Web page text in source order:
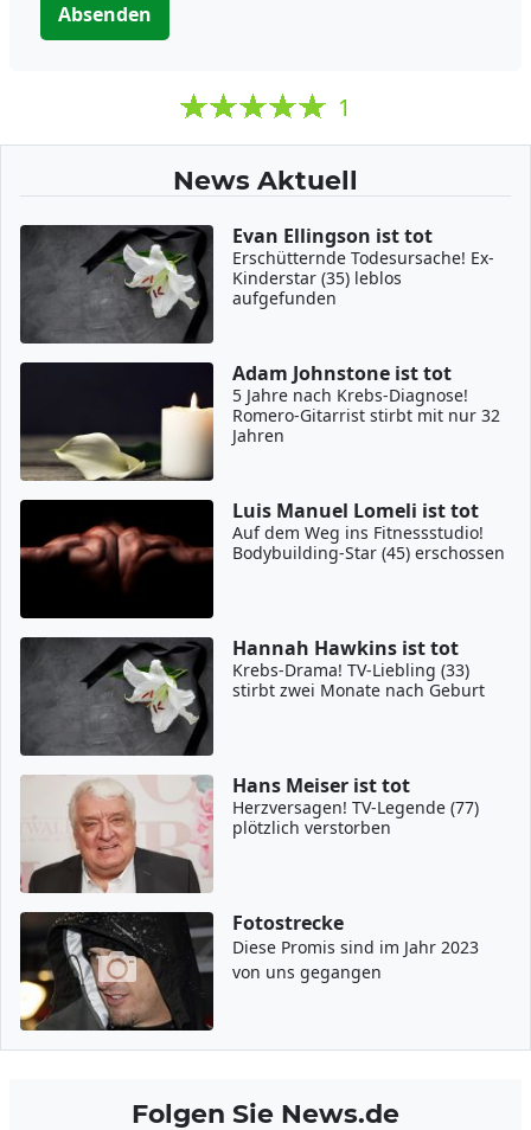
Absenden
1
News Aktuell
Evan Ellingson ist tot
Erschütternde Todesursache! Ex-
Kinderstar (35) leblos
aufgefunden
Adam Johnstone ist tot
5 Jahre nach Krebs-Diagnose!
Romero-Gitarrist stirbt mit nur 32
Jahren
Luis Manuel Lomeli ist tot
Auf dem Weg ins Fitnessstudio!
Bodybuilding-Star (45) erschossen
Hannah Hawkins ist tot
Krebs-Drama! TV-Liebling (33)
stirbt zwei Monate nach Geburt
Hans Meiser ist tot
Herzversagen! TV-Legende (77)
plötzlich verstorben
Fotostrecke
Diese Promis sind im Jahr 2023
von uns gegangen
Folgen Sie News.de